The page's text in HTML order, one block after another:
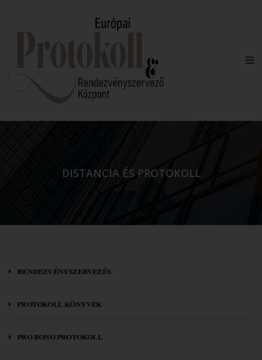
DISTANCIA ÉS PROTOKOLL
rendezvényszervezés
protokoll könyvek
pro bono protokoll